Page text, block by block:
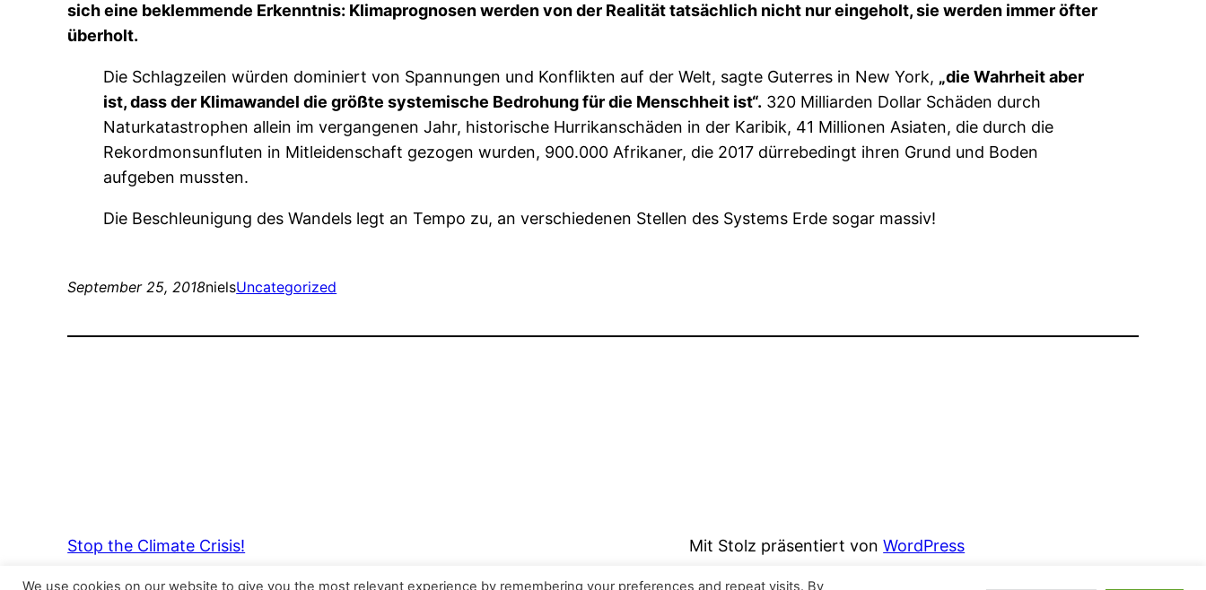
sich eine beklemmende Erkenntnis: Klimaprognosen werden von der Realität tatsächlich nicht nur eingeholt, sie werden immer öfter
überholt.
Die Schlagzeilen würden dominiert von Spannungen und Konflikten auf der Welt, sagte Guterres in New York, „die Wahrheit aber
ist, dass der Klimawandel die größte systemische Bedrohung für die Menschheit ist“. 320 Milliarden Dollar Schäden durch
Naturkatastrophen allein im vergangenen Jahr, historische Hurrikanschäden in der Karibik, 41 Millionen Asiaten, die durch die
Rekordmonsunfluten in Mitleidenschaft gezogen wurden, 900.000 Afrikaner, die 2017 dürrebedingt ihren Grund und Boden
aufgeben mussten.
Die Beschleunigung des Wandels legt an Tempo zu, an verschiedenen Stellen des Systems Erde sogar massiv!
September 25, 2018nielsUncategorized
Stop the Climate Crisis! Mit Stolz präsentiert vonWordPress
We use cookies on our website to give you the most relevant experience by remembering your preferences and repeat visits. By